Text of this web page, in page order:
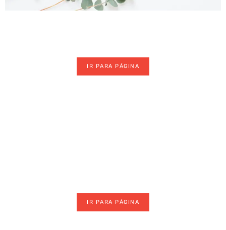
IR PARA PÁGINA
IR PARA PÁGINA